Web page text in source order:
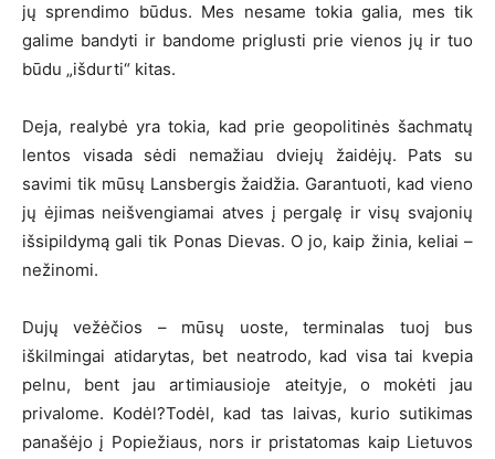
jų sprendimo būdus. Mes nesame tokia galia, mes tik
galime bandyti ir bandome priglusti prie vienos jų ir tuo
būdu „išdurti“ kitas.
Deja, realybė yra tokia, kad prie geopolitinės šachmatų
lentos visada sėdi nemažiau dviejų žaidėjų. Pats su
savimi tik mūsų Lansbergis žaidžia. Garantuoti, kad vieno
jų ėjimas neišvengiamai atves į pergalę ir visų svajonių
išsipildymą gali tik Ponas Dievas. O jo, kaip žinia, keliai –
nežinomi.
Dujų vežėčios – mūsų uoste, terminalas tuoj bus
iškilmingai atidarytas, bet neatrodo, kad visa tai kvepia
pelnu, bent jau artimiausioje ateityje, o mokėti jau
privalome. Kodėl?Todėl, kad tas laivas, kurio sutikimas
panašėjo į Popiežiaus, nors ir pristatomas kaip Lietuvos